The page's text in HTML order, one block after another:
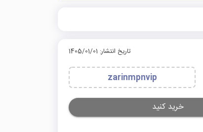
تاریخ انتشار: 1405/01/01
zarinmpnvip
خرید کنید